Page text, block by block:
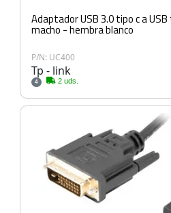
Adaptador USB 3.0 tipo c a USB
macho - hembra blanco
P/N: UC400
Tp - link
4 2 uds.